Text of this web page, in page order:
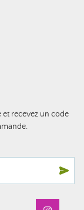
et recevez un code